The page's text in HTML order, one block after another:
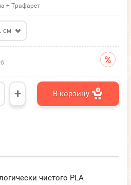
+ Трафарет
см
+ В корзину
чистого PLA